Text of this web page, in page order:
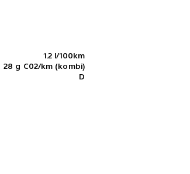
1.2 l/100km
28 g C02/km (kombi)
D